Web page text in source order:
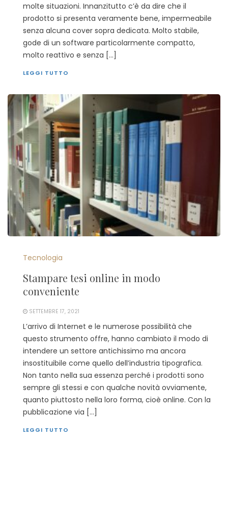
molte situazioni. Innanzitutto c’è da dire che il
prodotto si presenta veramente bene, impermeabile
senza alcuna cover sopra dedicata. Molto stabile,
gode di un software particolarmente compatto,
molto reattivo e senza […]
LEGGI TUTTO
Tecnologia
Stampare tesi online in modo
conveniente
SETTEMBRE 17, 2021
L’arrivo di Internet e le numerose possibilità che
questo strumento offre, hanno cambiato il modo di
intendere un settore antichissimo ma ancora
insostituibile come quello dell’industria tipografica.
Non tanto nella sua essenza perché i prodotti sono
sempre gli stessi e con qualche novità ovviamente,
quanto piuttosto nella loro forma, cioè online. Con la
pubblicazione via […]
LEGGI TUTTO